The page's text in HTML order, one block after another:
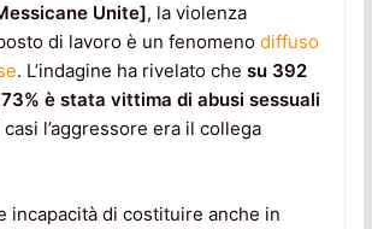
Unite], la violenza
di lavoro è un fenomeno diffuso
. L’indagine ha rivelato che su 392
è stata vittima di abusi sessuali
l’aggressore era il collega
incapacità di costituire anche in